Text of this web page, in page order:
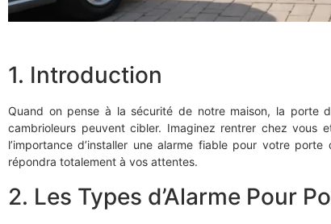
1. Introduction
Quand on pense à la sécurité de notre maison, la porte
cambrioleurs peuvent cibler. Imaginez rentrer chez
l’importance d’installer une alarme fiable pour votre
répondra totalement à vos attentes.
2. Les Types d’Alarme Pour